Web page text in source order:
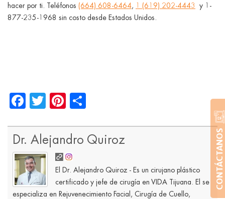
CONTÁCTANOS
hacer por ti. Teléfonos (664) 608-6464, 1 (619) 202-4443 y 1-
877-235-1968 sin costo desde Estados Unidos.
Facebook
TwitterPinterest
Dr. Alejandro Quiroz
El Dr. Alejandro Quiroz - Es un cirujano plástico
certificado y jefe de cirugía en VIDA Tijuana. El se
especializa en Rejuvenecimiento Facial, Cirugía de Cuello,